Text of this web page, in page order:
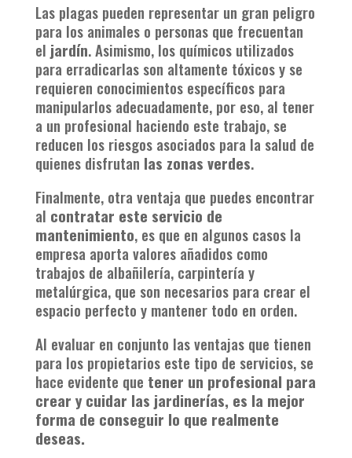
Las plagas pueden representar un gran peligro
para los animales o personas que frecuentan
el jardín. Asimismo, los químicos utilizados
para erradicarlas son altamente tóxicos y se
requieren conocimientos específicos para
manipularlos adecuadamente, por eso, al tener
a un profesional haciendo este trabajo, se
reducen los riesgos asociados para la salud de
quienes disfrutan las zonas verdes.
Finalmente, otra ventaja que puedes encontrar
al contratar este servicio de
mantenimiento, es que en algunos casos la
empresa aporta valores añadidos como
trabajos de albañilería, carpintería y
metalúrgica, que son necesarios para crear el
espacio perfecto y mantener todo en orden.
Al evaluar en conjunto las ventajas que tienen
para los propietarios este tipo de servicios, se
hace evidente que tener un profesional para
crear y cuidar las jardinerías, es la mejor
forma de conseguir lo que realmente
deseas.